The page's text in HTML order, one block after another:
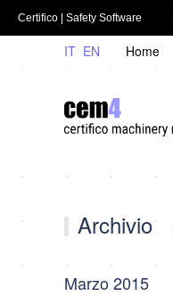
Certifico | Safety Software
IT EN Home
Archivio
Marzo 2015